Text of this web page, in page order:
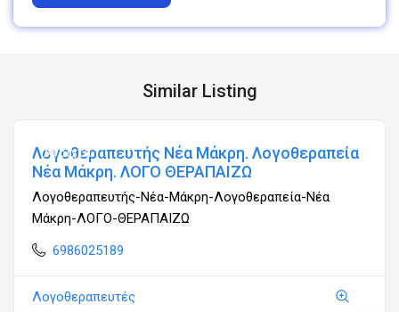
Similar Listing
Ανοιχτά
Λογοθεραπευτής Νέα Μάκρη. Λογοθεραπεία
Νέα Μάκρη. ΛΟΓΟ ΘΕΡΑΠΑΙΖΩ
Λογοθεραπευτής-Νέα-Μάκρη-Λογοθεραπεία-Νέα
Μάκρη-ΛΟΓΟ-ΘΕΡΑΠΑΙΖΩ
6986025189
Λογοθεραπευτές